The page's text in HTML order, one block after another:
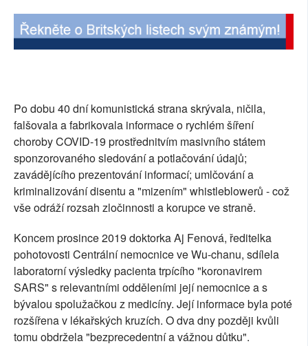
Po dobu 40 dní komunistická strana skrývala, ničila,
falšovala a fabrikovala informace o rychlém šíření
choroby COVID-19 prostřednitvím masivního státem
sponzorovaného sledování a potlačování údajů;
zavádějícího prezentování informací; umlčování a
kriminalizování disentu a "mizením" whistleblowerů - což
vše odráží rozsah zločinnosti a korupce ve straně.
Koncem prosince 2019 doktorka Aj Fenová, ředitelka
pohotovosti Centrální nemocnice ve Wu-chanu, sdílela
laboratorní výsledky pacienta trpícího "koronavirem
SARS" s relevantními odděleními její nemocnice a s
bývalou spolužačkou z medicíny. Její informace byla poté
rozšířena v lékařských kruzích. O dva dny později kvůli
tomu obdržela "bezprecedentní a vážnou důtku".